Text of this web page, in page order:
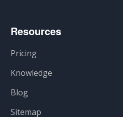
Resources
Pricing
Knowledge
Blog
Sitemap